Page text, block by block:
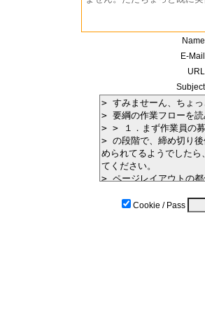
Name
E-Mail
URL
Subject
Cookie / Pass